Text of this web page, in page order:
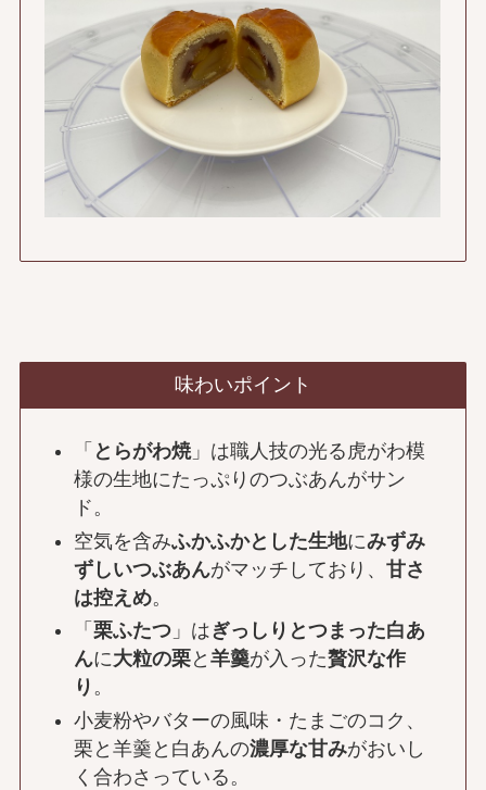
味わいポイント
「 とらがわ焼」は職人技の光る虎がわ模
様の生地にたっぷりのつぶあんがサン
ド。
空気を含みふかふかとした生地にみずみ
ずしいつぶあんがマッチしており、甘さ
は控えめ。
「栗ふたつ 」はぎっしりとつまった白あ
んに大粒の栗と羊羹が入った贅沢な作
り 。
小麦粉やバターの風味・たまごのコク、
栗と羊羹と白あんの濃厚な甘みがおいし
く合わさっている。